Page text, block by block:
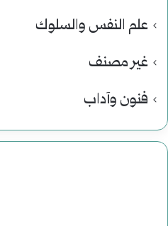
علم النفس والسلوك
غير مصنف
فنون وآداب